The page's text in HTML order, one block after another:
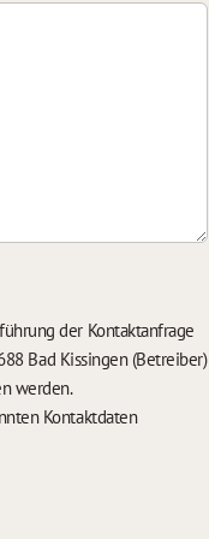
der Kontaktanfrage
Bad Kissingen (Betreiber)
werden.
Kontaktdaten